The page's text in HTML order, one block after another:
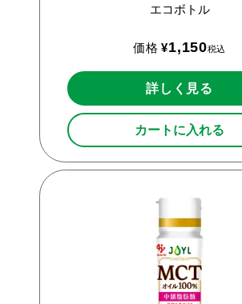
エコボトル
価格 ¥1,150税込
詳しく見る
カートに入れる